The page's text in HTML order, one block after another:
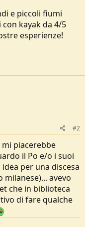
e piccoli fiumi
kayak da 4/5
esperienze!
#2
piacerebbe
il Po e/o i suoi
per una discesa
avevo
che in biblioteca
di fare qualche